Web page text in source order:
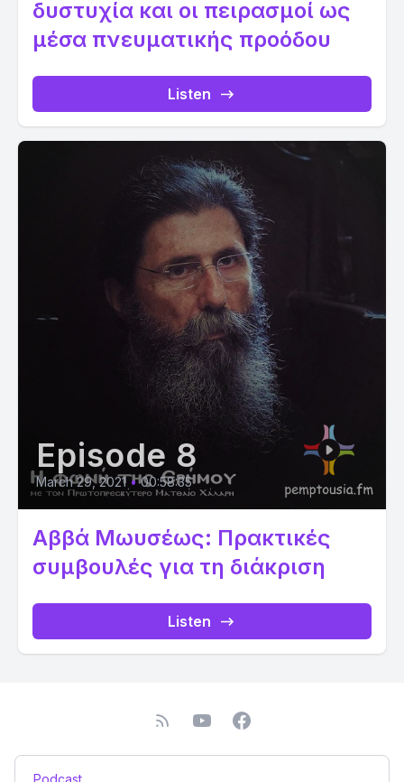
δυστυχία και οι πειρασμοί ως
μέσα πνευματικής προόδου
Listen
Episode 8
March 29, 2021 • 00:58:35
Αββά Μωυσέως: Πρακτικές
συμβουλές για τη διάκριση
Listen
Podcast